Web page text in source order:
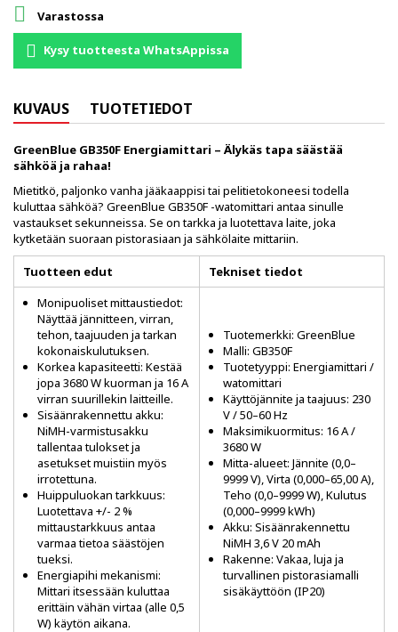
 Varastossa
Kysy tuotteesta WhatsAppissa
KUVAUS TUOTETIEDOT
GreenBlue GB350F Energiamittari – Älykäs tapa säästää
sähköä ja rahaa!
Mietitkö, paljonko vanha jääkaappisi tai pelitietokoneesi todella
kuluttaa sähköä? GreenBlue GB350F -watomittari antaa sinulle
vastaukset sekunneissa. Se on tarkka ja luotettava laite, joka
kytketään suoraan pistorasiaan ja sähkölaite mittariin.
Tuotteen edut
Tekniset tiedot
Monipuoliset mittaustiedot:
Näyttää jännitteen, virran,
tehon, taajuuden ja tarkan
kokonaiskulutuksen.
Korkea kapasiteetti: Kestää
jopa 3680 W kuorman ja 16 A
virran suurillekin laitteille.
Sisäänrakennettu akku:
NiMH-varmistusakku
tallentaa tulokset ja
asetukset muistiin myös
irrotettuna.
Huippuluokan tarkkuus:
Luotettava +/- 2 %
mittaustarkkuus antaa
varmaa tietoa säästöjen
tueksi.
Energiapihi mekanismi:
Mittari itsessään kuluttaa
erittäin vähän virtaa (alle 0,5
W) käytön aikana.
Tuotemerkki: GreenBlue
Malli: GB350F
Tuotetyyppi: Energiamittari /
watomittari
Käyttöjännite ja taajuus: 230
V / 50–60 Hz
Maksimikuormitus: 16 A /
3680 W
Mitta-alueet: Jännite (0,0–
9999 V), Virta (0,000–65,00 A),
Teho (0,0–9999 W), Kulutus
(0,000–9999 kWh)
Akku: Sisäänrakennettu
NiMH 3,6 V 20 mAh
Rakenne: Vakaa, luja ja
turvallinen pistorasiamalli
sisäkäyttöön (IP20)